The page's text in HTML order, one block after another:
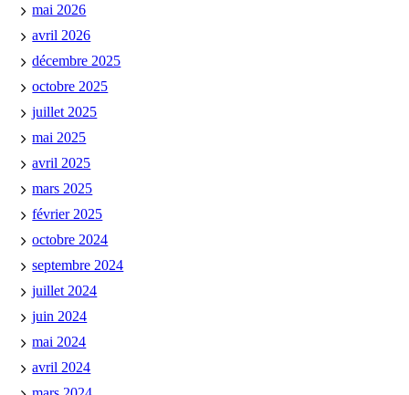
mai 2026
avril 2026
décembre 2025
octobre 2025
juillet 2025
mai 2025
avril 2025
mars 2025
février 2025
octobre 2024
septembre 2024
juillet 2024
juin 2024
mai 2024
avril 2024